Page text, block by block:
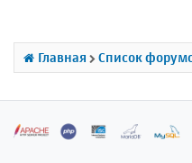
Главная Список